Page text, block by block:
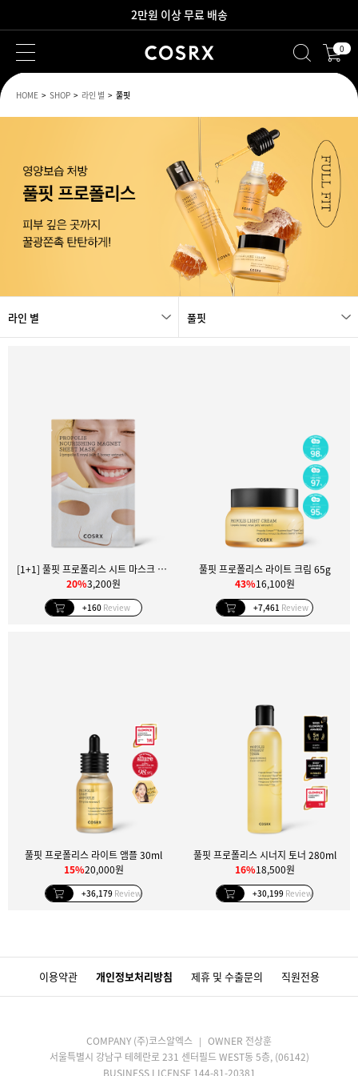
2만원 이상 무료 배송
새로워진 회원 혜택을 만나보세요! 0
HOME SHOP 라인 별 풀핏
[1+1] 풀핏 프로폴리스 시트 마스크 1매
20%3,200원
+160 Review
풀핏 프로폴리스 라이트 크림 65g
43%16,100원
+7,461 Review
풀핏 프로폴리스 라이트 앰플 30ml
15%20,000원
+36,179 Review
풀핏 프로폴리스 시너지 토너 280ml
16%18,500원
+30,199 Review
이용약관 개인정보처리방침 제휴 및 수출문의 직원전용
COMPANY (주)코스알엑스
OWNER 전상훈
서울특별시 강남구 테헤란로 231 센터필드 WEST동 5층, (06142)
BUSINESS LICENSE 144-81-20381